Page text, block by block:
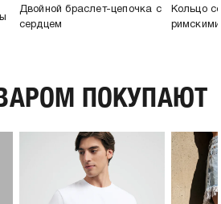
Двойной браслет-цепочка с
сердцем
Кольцо
ПОКУПАЮТ